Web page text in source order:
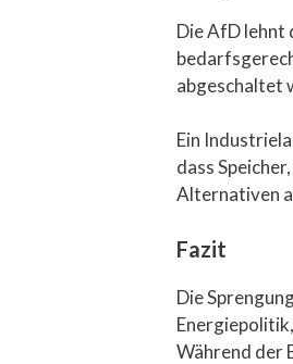
Die AfD lehnt
abgeschaltet
Ein
dass
Alternativen
Fazit
Die
Während der